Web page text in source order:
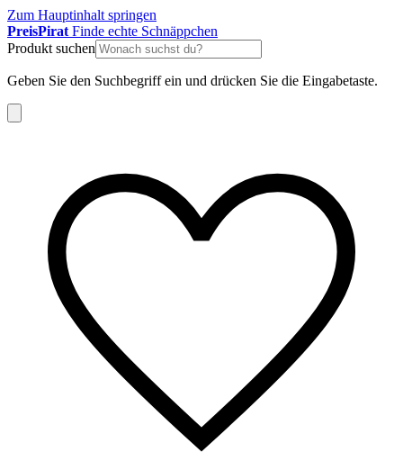
Zum Hauptinhalt springen
PreisPirat Finde echte Schnäppchen
Produkt suchen
Geben Sie den Suchbegriff ein und drücken Sie die Eingabetaste.